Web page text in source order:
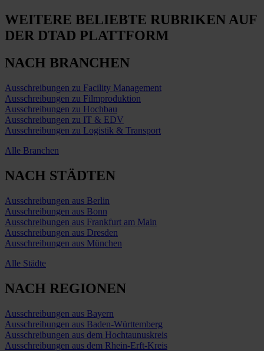
WEITERE BELIEBTE RUBRIKEN AUF
DER DTAD PLATTFORM
NACH BRANCHEN
Ausschreibungen zu Facility Management
Ausschreibungen zu Filmproduktion
Ausschreibungen zu Hochbau
Ausschreibungen zu IT & EDV
Ausschreibungen zu Logistik & Transport
Alle Branchen
NACH STÄDTEN
Ausschreibungen aus Berlin
Ausschreibungen aus Bonn
Ausschreibungen aus Frankfurt am Main
Ausschreibungen aus Dresden
Ausschreibungen aus München
Alle Städte
NACH REGIONEN
Ausschreibungen aus Bayern
Ausschreibungen aus Baden-Württemberg
Ausschreibungen aus dem Hochtaunuskreis
Ausschreibungen aus dem Rhein-Erft-Kreis